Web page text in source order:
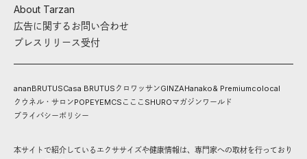
About Tarzan
広告に関するお問い合わせ
プレスリリース受付
ananBRUTUSCasa BRUTUS クロワッサンGINZAHanako& Premiumcolocal
クウネル・サロンPOPEYEMCS こここ SHUROマガジンワールド
プライバシーポリシー
本サイトで紹介しているエクササイズや健康情報は、専門家への取材を行っており